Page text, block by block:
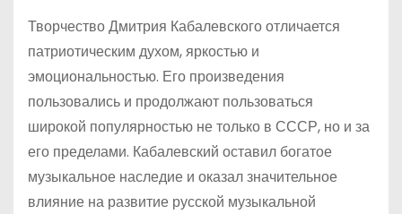
Творчество Дмитрия Кабалевского отличается
патриотическим духом, яркостью и
эмоциональностью. Его произведения
пользовались и продолжают пользоваться
широкой популярностью не только в СССР, но и за
его пределами. Кабалевский оставил богатое
музыкальное наследие и оказал значительное
влияние на развитие русской музыкальной